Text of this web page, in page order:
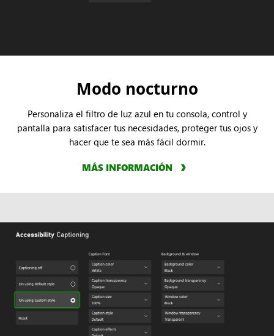
Modo nocturno
Personaliza el filtro de luz azul en tu consola, control y
pantalla para satisfacer tus necesidades, proteger tus ojos y
hacer que te sea más fácil dormir.
MÁS INFORMACIÓN